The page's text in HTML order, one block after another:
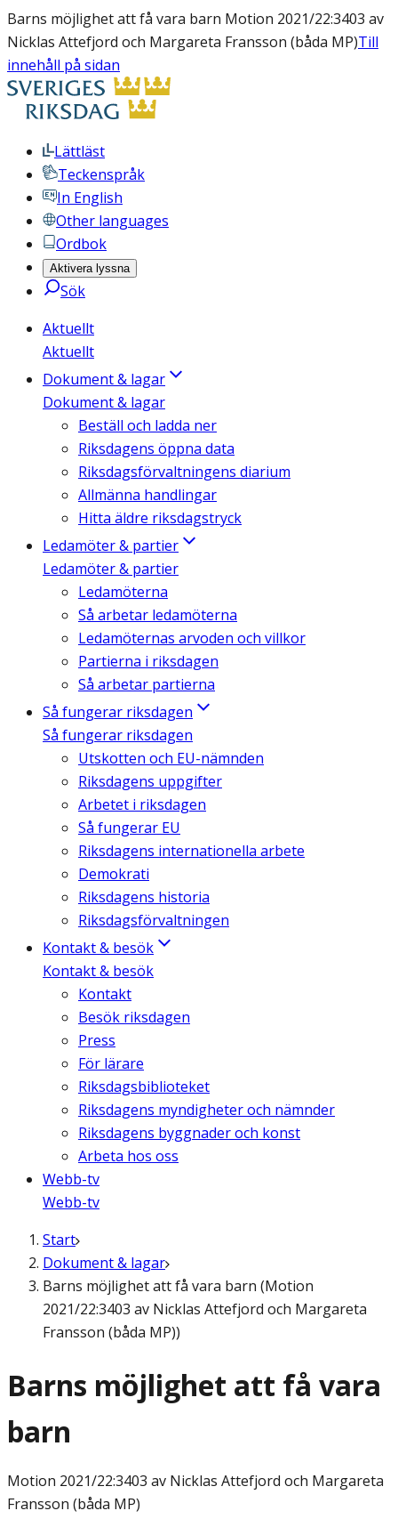
Barns möjlighet att få vara barn Motion 2021/22:3403 av
Nicklas Attefjord och Margareta Fransson (båda MP)Till
innehåll på sidan
Lättläst
Teckenspråk
In English
Other languages
Ordbok
Aktivera lyssna
Sök
Aktuellt
Aktuellt
Dokument & lagar
Dokument & lagar
Beställ och ladda ner
Riksdagens öppna data
Riksdagsförvaltningens diarium
Allmänna handlingar
Hitta äldre riksdagstryck
Ledamöter & partier
Ledamöter & partier
Ledamöterna
Så arbetar ledamöterna
Ledamöternas arvoden och villkor
Partierna i riksdagen
Så arbetar partierna
Så fungerar riksdagen
Så fungerar riksdagen
Utskotten och EU-nämnden
Riksdagens uppgifter
Arbetet i riksdagen
Så fungerar EU
Riksdagens internationella arbete
Demokrati
Riksdagens historia
Riksdagsförvaltningen
Kontakt & besök
Kontakt & besök
Kontakt
Besök riksdagen
Press
För lärare
Riksdagsbiblioteket
Riksdagens myndigheter och nämnder
Riksdagens byggnader och konst
Arbeta hos oss
Webb-tv
Webb-tv
Start
Dokument & lagar
Barns möjlighet att få vara barn (Motion
2021/22:3403 av Nicklas Attefjord och Margareta
Fransson (båda MP))
Barns möjlighet att få vara
barn
Motion 2021/22:3403 av Nicklas Attefjord och Margareta
Fransson (båda MP)